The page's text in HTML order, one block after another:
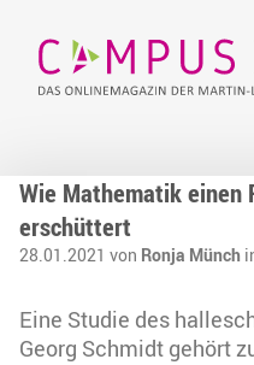
Wie Mathematik einen
erschüttert
28.01.2021 von Ronja Münch
Eine Studie des
Georg Schmidt gehört